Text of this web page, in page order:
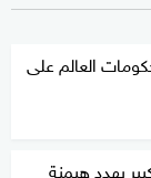
العالم على
يهدد هيمنة